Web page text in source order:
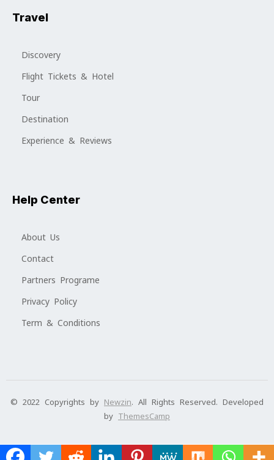
Travel
Discovery
Flight Tickets & Hotel
Tour
Destination
Experience & Reviews
Help Center
About Us
Contact
Partners Programe
Privacy Policy
Term & Conditions
© 2022 Copyrights by Newzin. All Rights Reserved. Developed
by ThemesCamp